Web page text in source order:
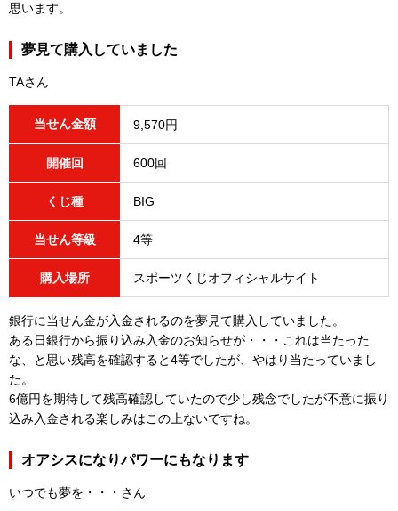
思います。
夢見て購入していました
TAさん
当せん金額 9,570円
開催回 600回
くじ種 BIG
当せん等級 4等
購入場所 スポーツくじオフィシャルサイト
銀行に当せん金が入金されるのを夢見て購入していました。
ある日銀行から振り込み入金のお知らせが・・・これは当たった
な、と思い残高を確認すると4等でしたが、やはり当たっていまし
た。
6億円を期待して残高確認していたので少し残念でしたが不意に振り
込み入金される楽しみはこの上ないですね。
オアシスになりパワーにもなります
いつでも夢を・・・さん